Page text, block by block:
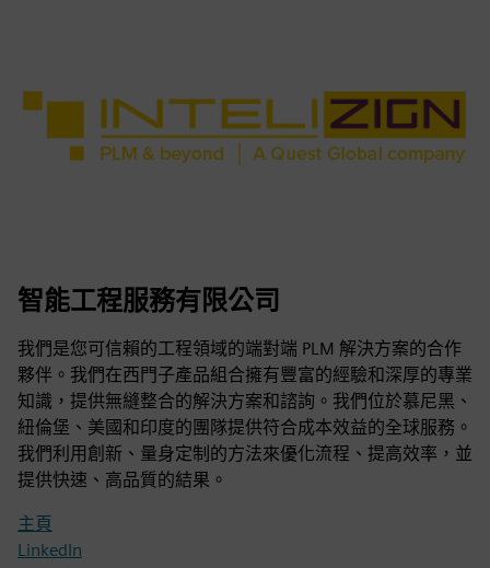
智能工程服務有限公司
我們是您可信賴的工程領域的端對端 PLM 解決方案的合作
夥伴。我們在西門子產品組合擁有豐富的經驗和深厚的專業
知識，提供無縫整合的解決方案和諮詢。我們位於慕尼黑、
紐倫堡、美國和印度的團隊提供符合成本效益的全球服務。
我們利用創新、量身定制的方法來優化流程、提高效率，並
提供快速、高品質的結果。
主頁
LinkedIn